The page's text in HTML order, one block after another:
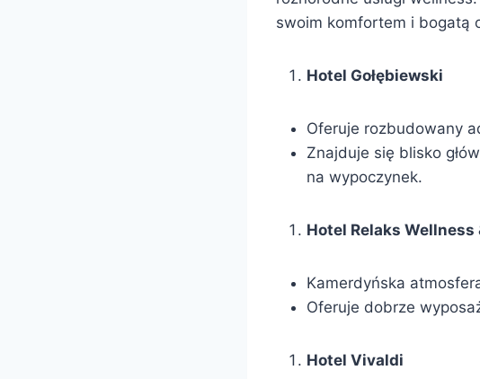
swoim komfortem i bogatą
Hotel Gołębiewski
Oferuje rozbudowany
Znajduje się blisko
na wypoczynek.
Hotel Relaks Wellness
Kamerdyńska
Oferuje dobrze
Hotel Vivaldi